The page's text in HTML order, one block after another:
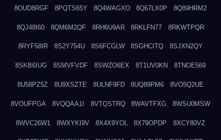
8OUD8RGF 8PQTS65Y 8Q4WAGXO 8Q67LX0P 8Q89HRM2
8QJ48I60 8QM6M2QF 8RH6U9AR 8RKLFN77 8RKWTPQR
8RYF58IR 8S2Y754U 8S6FCGLW 8SGHCITQ 8SJXN2QY
8SKB6IUG 8SMVFVDF 8SWZO6EX 8T1UV0KN 8TNOE569
8U58PZ5Z 8U9XSZTE 8ULNF9FD 8UQ89PM6 8VO5Q2UE
8VOUFPGA 8VQQAA1I 8VTQSTRQ 8WAVTFXG 8WSU0MSW
8WVC26W1 8WXYKI9V 8X4X9YOL 8X79OPDP 8XCY80VZ